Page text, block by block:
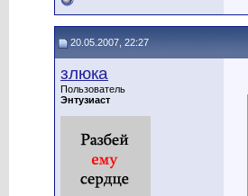
20.05.2007, 22:27
злюка
Пользователь
Энтузиаст